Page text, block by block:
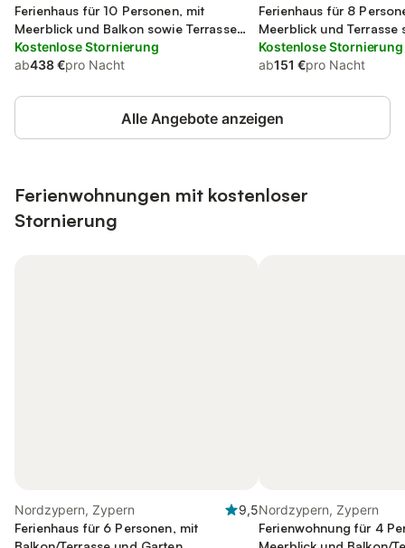
Ferienhaus für 10 Personen, mit
Meerblick und Balkon sowie Terrasse
und Garten
Kostenlose Stornierung
ab438 €pro Nacht
Ferienhaus für 8
Meerblick und Terrasse
und Pool
Kostenlose Stornierung
ab151 €pro Nacht
Alle Angebote anzeigen
Ferienwohnungen mit kostenloser
Stornierung
Nordzypern, Zypern
9,5
Ferienhaus für 6 Personen, mit
Nordzypern, Zypern
Ferienwohnung für 4